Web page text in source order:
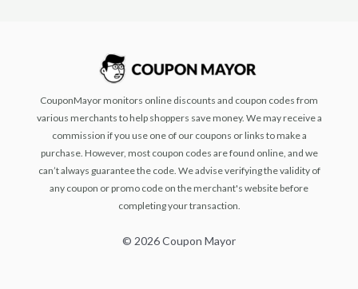
CouponMayor monitors online discounts and coupon codes from
various merchants to help shoppers save money. We may receive a
commission if you use one of our coupons or links to make a
purchase. However, most coupon codes are found online, and we
can’t always guarantee the code. We advise verifying the validity of
any coupon or promo code on the merchant's website before
completing your transaction.
© 2026 Coupon Mayor